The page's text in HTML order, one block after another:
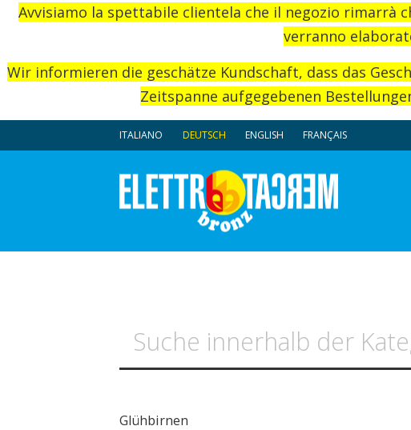
Avvisiamo la spettabile clientela che il negozio rimarrà
verranno
Wir informieren die geschätze Kundschaft, dass das
Zeitspanne aufgegebenen
ITALIANO DEUTSCH ENGLISH FRANÇAIS
Glühbirnen